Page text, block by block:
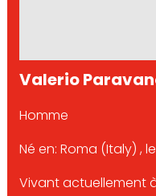
Valerio
Homme
Né en: Roma (Italy) ,
Vivant actuellement